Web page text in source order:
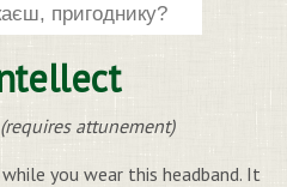
attunement)
you wear this headband. It